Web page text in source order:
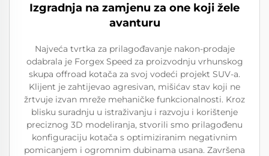
Izgradnja na zamjenu za one koji žele
avanturu
Najveća tvrtka za prilagođavanje nakon-prodaje
odabrala je Forgex Speed za proizvodnju vrhunskog
skupa offroad kotača za svoj vodeći projekt SUV-a.
Klijent je zahtijevao agresivan, mišićav stav koji ne
žrtvuje izvan mreže mehaničke funkcionalnosti. Kroz
blisku suradnju u istraživanju i razvoju i korištenje
preciznog 3D modeliranja, stvorili smo prilagođenu
konfiguraciju kotača s optimiziranim negativnim
pomicanjem i ogromnim dubinama usana. Završena